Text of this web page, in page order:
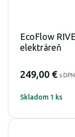
EcoFlow
elektráreň
249,00 € s DPH
Skladom 1 ks